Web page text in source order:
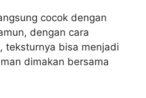
cocok dengan
dengan cara
teksturnya bisa menjadi
dimakan bersama